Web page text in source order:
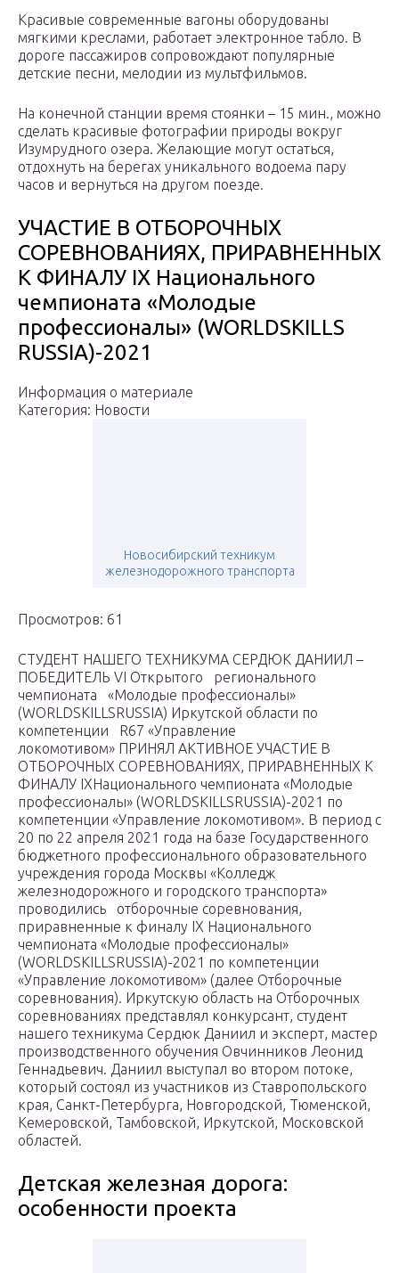
Красивые современные вагоны оборудованы
мягкими креслами, работает электронное табло. В
дороге пассажиров сопровождают популярные
детские песни, мелодии из мультфильмов.
На конечной станции время стоянки – 15 мин., можно
сделать красивые фотографии природы вокруг
Изумрудного озера. Желающие могут остаться,
отдохнуть на берегах уникального водоема пару
часов и вернуться на другом поезде.
УЧАСТИЕ В ОТБОРОЧНЫХ
СОРЕВНОВАНИЯХ, ПРИРАВНЕННЫХ
К ФИНАЛУ IX Национального
чемпионата «Молодые
профессионалы» (WORLDSKILLS
RUSSIA)-2021
Информация о материале
Категория: Новости
Новосибирский техникум
железнодорожного транспорта
Просмотров: 61
СТУДЕНТ НАШЕГО ТЕХНИКУМА СЕРДЮК ДАНИИЛ –
ПОБЕДИТЕЛЬ VI Открытого регионального
чемпионата «Молодые профессионалы»
(WORLDSKILLSRUSSIA) Иркутской области по
компетенции R67 «Управление
локомотивом» ПРИНЯЛ АКТИВНОЕ УЧАСТИЕ В
ОТБОРОЧНЫХ СОРЕВНОВАНИЯХ, ПРИРАВНЕННЫХ К
ФИНАЛУ IXНационального чемпионата «Молодые
профессионалы» (WORLDSKILLSRUSSIA)-2021 по
компетенции «Управление локомотивом». В период с
20 по 22 апреля 2021 года на базе Государственного
бюджетного профессионального образовательного
учреждения города Москвы «Колледж
железнодорожного и городского транспорта»
проводились отборочные соревнования,
приравненные к финалу IX Национального
чемпионата «Молодые профессионалы»
(WORLDSKILLSRUSSIA)-2021 по компетенции
«Управление локомотивом» (далее Отборочные
соревнования). Иркутскую область на Отборочных
соревнованиях представлял конкурсант, студент
нашего техникума Сердюк Даниил и эксперт, мастер
производственного обучения Овчинников Леонид
Геннадьевич. Даниил выступал во втором потоке,
который состоял из участников из Ставропольского
края, Санкт-Петербурга, Новгородской, Тюменской,
Кемеровской, Тамбовской, Иркутской, Московской
областей.
Детская железная дорога:
особенности проекта